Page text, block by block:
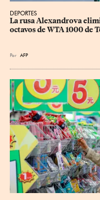
DEPORTES
La rusa Alexandrova
octavos de WTA 1000 de
Por AFP